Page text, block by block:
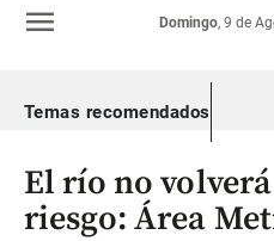
Colombia
Domingo, 9 de
menu
Temas recomendados
El río no
riesgo: Área